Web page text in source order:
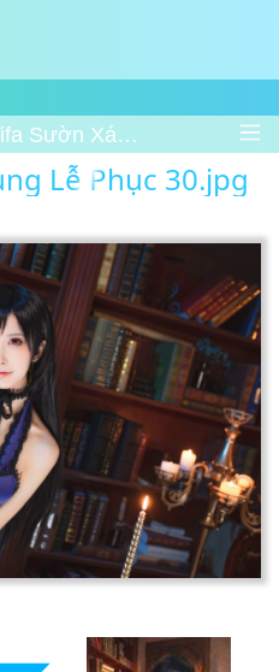
Sườn Xám Cùng Lễ Phục 30
Lễ Phục 30.jpg